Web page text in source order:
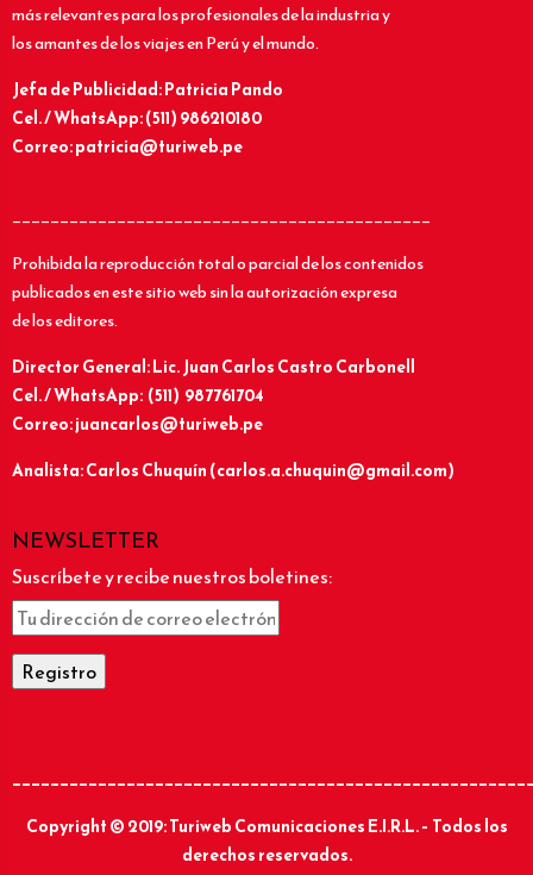
más relevantes para los profesionales de la industria y
los amantes de los viajes en Perú y el mundo.
Jefa de Publicidad: Patricia Pando
Cel. / WhatsApp: (511) 986210180
Correo: patricia@turiweb.pe
____________________________________________
Prohibida la reproducción total o parcial de los contenidos
publicados en este sitio web sin la autorización expresa
de los editores.
Director General: Lic.Juan Carlos Castro Carbonell
Cel. / WhatsApp: (511) 987761704
Correo: juancarlos@turiweb.pe
Analista: Carlos Chuquín (carlos.a.chuquin@gmail.com)
NEWSLETTER
Suscríbete y recibe nuestros boletines:
Copyright © 2019: Turiweb Comunicaciones E.I.R.L. – Todos los
derechos reservados.